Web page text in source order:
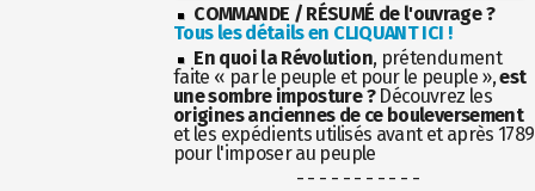
COMMANDE / RÉSUMÉ de l'ouvrage ?
Tous les détails en CLIQUANT ICI !
En quoi la Révolution, prétendument
faite « par le peuple et pour le peuple »,est
une sombre imposture ?Découvrez les
origines anciennes de ce bouleversement
et les expédients utilisés avant et après 1789
pour l'imposer au peuple
- - - - - - - - - - -